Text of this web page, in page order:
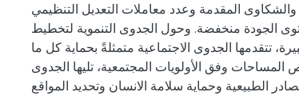
المقدمة وعدد معاملات التعديل التنظيمي
الجودة منخفضة. وحول الجدوى التنموية لتخطيط
تتقدمها الجدوى الاجتماعية متمثلةً بحماية كل ما
وفق الأولويات المجتمعية، تليها الجدوى
الطبيعية وحماية سلامة الانسان وتحديد المواقع